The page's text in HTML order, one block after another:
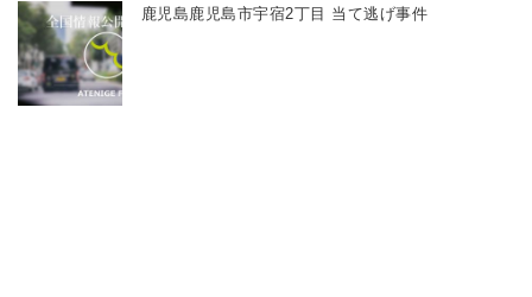
鹿児島鹿児島市宇宿2丁目 当て逃げ事件